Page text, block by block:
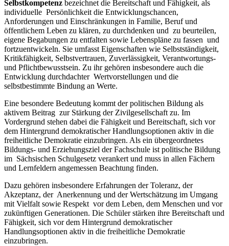
Selbstkompetenz bezeichnet die Bereitschaft und Fähigkeit, als
individuelle Persönlichkeit die Entwicklungschancen,
Anforderungen und Einschränkungen in Familie, Beruf und
öffentlichem Leben zu klären, zu durchdenken und zu beurteilen,
eigene Begabungen zu entfalten sowie Lebenspläne zu fassen und
fortzuentwickeln. Sie umfasst Eigenschaften wie Selbstständigkeit,
Kritikfähigkeit, Selbstvertrauen, Zuverlässigkeit, Verantwortungs-
und Pflichtbewusstsein. Zu ihr gehören insbesondere auch die
Entwicklung durchdachter Wertvorstellungen und die
selbstbestimmte Bindung an Werte.
Eine besondere Bedeutung kommt der politischen Bildung als
aktivem Beitrag zur Stärkung der Zivilgesellschaft zu. Im
Vordergrund stehen dabei die Fähigkeit und Bereitschaft, sich vor
dem Hintergrund demokratischer Handlungsoptionen aktiv in die
freiheitliche Demokratie einzubringen. Als ein übergeordnetes
Bildungs- und Erziehungsziel der Fachschule ist politische Bildung
im Sächsischen Schulgesetz verankert und muss in allen Fächern
und Lernfeldern angemessen Beachtung finden.
Dazu gehören insbesondere Erfahrungen der Toleranz, der
Akzeptanz, der Anerkennung und der Wertschätzung im Umgang
mit Vielfalt sowie Respekt vor dem Leben, dem Menschen und vor
zukünftigen Generationen. Die Schüler stärken ihre Bereitschaft und
Fähigkeit, sich vor dem Hintergrund demokratischer
Handlungsoptionen aktiv in die freiheitliche Demokratie
einzubringen.